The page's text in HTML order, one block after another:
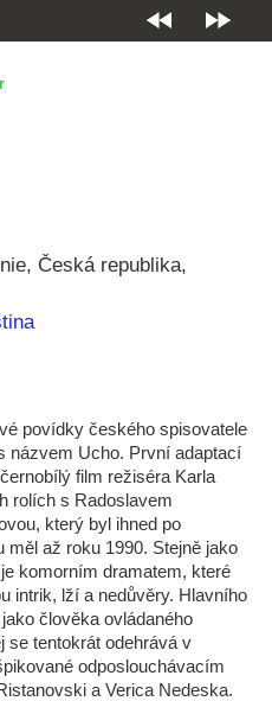
Česká republika
povídky českého spisovatele
názvem Ucho. První adaptací
film režiséra Karla
rolích s Radoslavem
který byl ihned po
až roku 1990. Stejně jako
komorním dramatem, které
intrik, lží a nedůvěry. Hlavního
člověka ovládaného
se tentokrát odehrává v
odposlouchávacím
a Verica Nedeska.